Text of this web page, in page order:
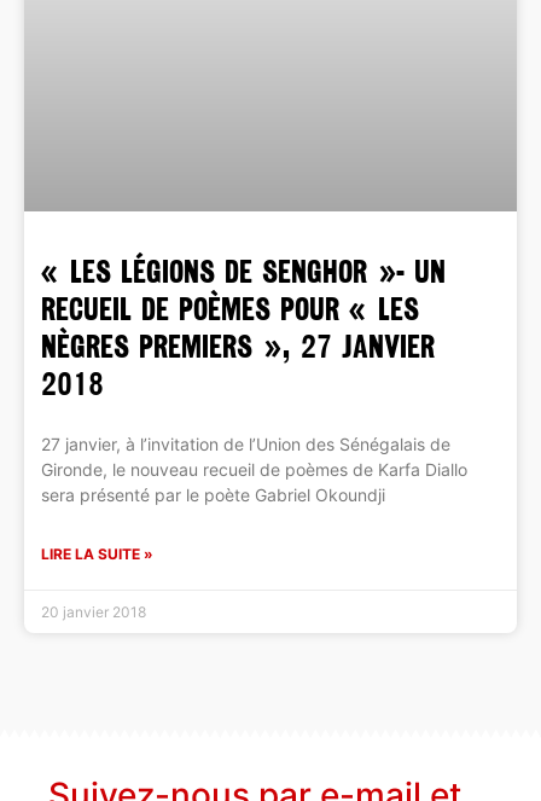
« LES LÉGIONS DE SENGHOR »- Un
recueil de poèmes pour « les
nègres premiers », 27 janvier
2018
27 janvier, à l’invitation de l’Union des Sénégalais de
Gironde, le nouveau recueil de poèmes de Karfa Diallo
sera présenté par le poète Gabriel Okoundji
LIRE LA SUITE »
20 janvier 2018